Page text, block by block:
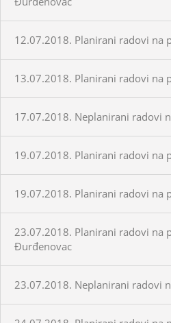
12.07.2018. Planirani radovi na
13.07.2018. Planirani radovi na
17.07.2018. Neplanirani radovi
19.07.2018. Planirani radovi na
19.07.2018. Planirani radovi na
23.07.2018. Planirani radovi na
Đurđenovac
23.07.2018. Neplanirani radovi